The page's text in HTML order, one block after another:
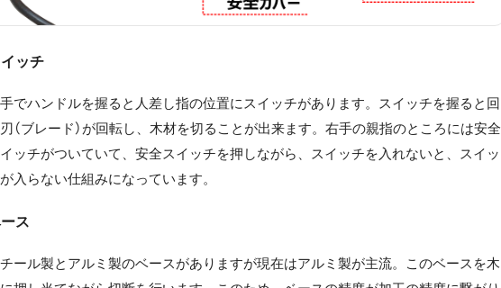
ッチ
でハンドルを握ると人差し指の位置にスイッチがあります。スイッチを握ると回
（ブレード）が回転し、木材を切ることが出来ます。右手の親指のところには安全
ッチがついていて、安全スイッチを押しながら、スイッチを入れないと、スイッ
入らない仕組みになっています。
ス
ール製とアルミ製のベースがありますが現在はアルミ製が主流。このベースを木